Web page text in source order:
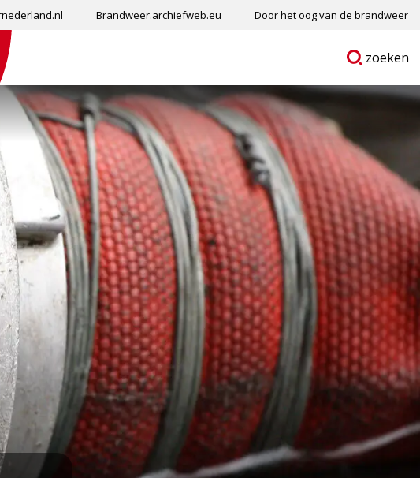
Brandweer.archiefweb.eu Door het oog van de brandweer
Ga
zoeken